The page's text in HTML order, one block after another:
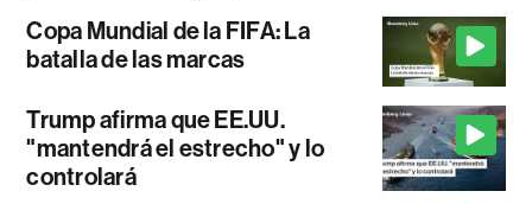
Copa Mundial de la FIFA: La
batalla de las marcas
Trump afirma que EE.UU.
"mantendrá el estrecho" y lo
controlará